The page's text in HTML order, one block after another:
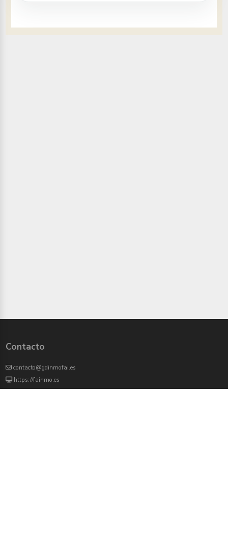
Contacto
contacto@gdinmofai.es
https://fainmo.es